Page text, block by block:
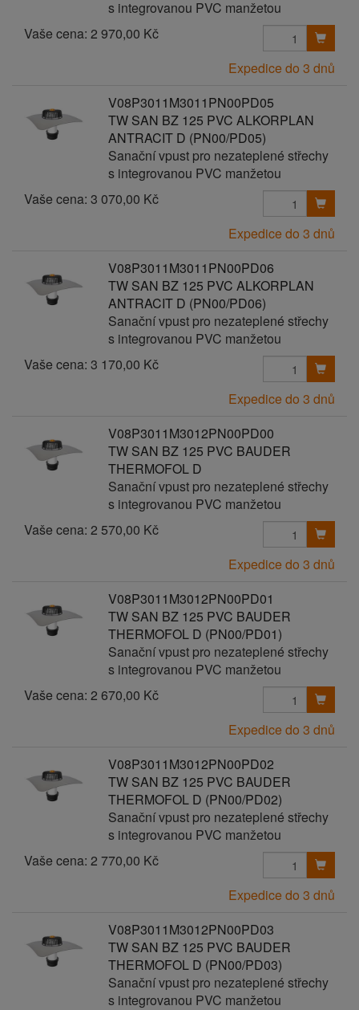
s integrovanou PVC manžetou
Vaše cena: 2 970,00 Kč
Expedice do 3 dnů
V08P3011M3011PN00PD05
TW SAN BZ 125 PVC ALKORPLAN
ANTRACIT D (PN00/PD05)
Sanační vpust pro nezateplené střechy
s integrovanou PVC manžetou
Vaše cena: 3 070,00 Kč
Expedice do 3 dnů
V08P3011M3011PN00PD06
TW SAN BZ 125 PVC ALKORPLAN
ANTRACIT D (PN00/PD06)
Sanační vpust pro nezateplené střechy
s integrovanou PVC manžetou
Vaše cena: 3 170,00 Kč
Expedice do 3 dnů
V08P3011M3012PN00PD00
TW SAN BZ 125 PVC BAUDER
THERMOFOL D
Sanační vpust pro nezateplené střechy
s integrovanou PVC manžetou
Vaše cena: 2 570,00 Kč
Expedice do 3 dnů
V08P3011M3012PN00PD01
TW SAN BZ 125 PVC BAUDER
THERMOFOL D (PN00/PD01)
Sanační vpust pro nezateplené střechy
s integrovanou PVC manžetou
Vaše cena: 2 670,00 Kč
Expedice do 3 dnů
V08P3011M3012PN00PD02
TW SAN BZ 125 PVC BAUDER
THERMOFOL D (PN00/PD02)
Sanační vpust pro nezateplené střechy
s integrovanou PVC manžetou
Vaše cena: 2 770,00 Kč
Expedice do 3 dnů
V08P3011M3012PN00PD03
TW SAN BZ 125 PVC BAUDER
THERMOFOL D (PN00/PD03)
Sanační vpust pro nezateplené střechy
s integrovanou PVC manžetou